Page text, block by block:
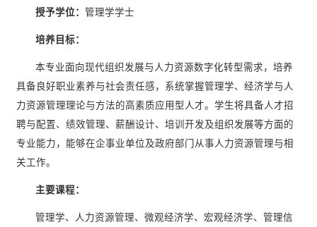
授予学位： 管理学学士
培养目标：
本专业面向现代组织发展与人力资源数字化转型需求，培养
具备良好职业素养与社会责任感，系统掌握管理学、经济学与人
力资源管理理论与方法的高素质应用型人才。学生将具备人才招
聘与配置、绩效管理、薪酬设计、培训开发及组织发展等方面的
专业能力，能够在企事业单位及政府部门从事人力资源管理与相
关工作。
主要课程：
管理学、人力资源管理、微观经济学、宏观经济学、管理信